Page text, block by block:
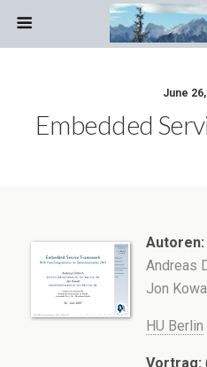
June
Embedded
Autoren:
Andreas
Jon
HU Berlin
Vortrag: